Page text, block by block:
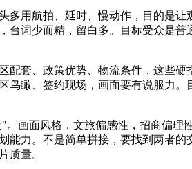
航拍、延时、慢动作，目的是让
词少而精，留白多。目标受众是
、政策优势、物流条件，这些硬
瞰、签约现场，画面要有说服力
面风格，文旅偏感性，招商偏理
力。不是简单拼接，要找到两者
质量。